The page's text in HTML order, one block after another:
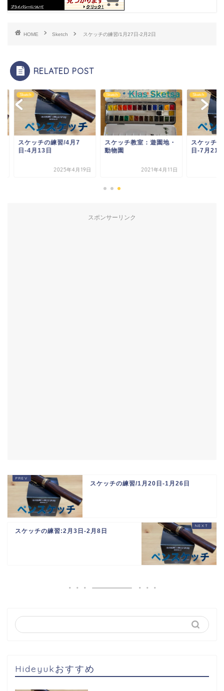
HOME Sketch スケッチの練習/1月27日-2月2日
RELATED POST
ッチの練習/4月7
月13日
2025年4月19日
スケッチ教室：遊園地・
2021年4月11日
Sketch
スケッチの練習/7月
日-7月21日
スポンサーリンク
スケッチの練習/1月20日-1月26日
スケッチの練習:2月3日-2月8日
Hideyukおすすめ